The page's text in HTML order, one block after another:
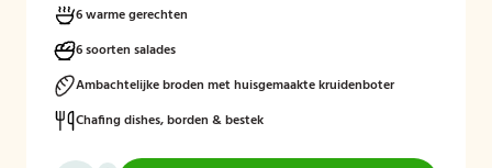
zoals crème brûlée met vanille-ijs.
6 warme gerechten
6 soorten salades
Ambachtelijke broden met huisgemaakte kruidenboter
Chafing dishes, borden & bestek